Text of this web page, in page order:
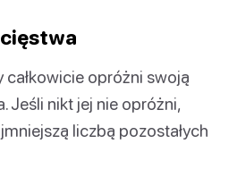
całkowicie opróżni swoją
Jeśli nikt jej nie opróżni,
liczbą pozostałych